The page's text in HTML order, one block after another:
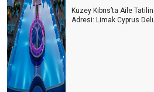
Kuzey Kıbrıs’ta Aile
Adresi: Limak Cyprus